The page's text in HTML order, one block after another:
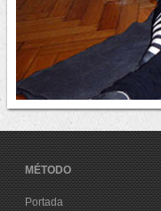
MÉTODO
Portada